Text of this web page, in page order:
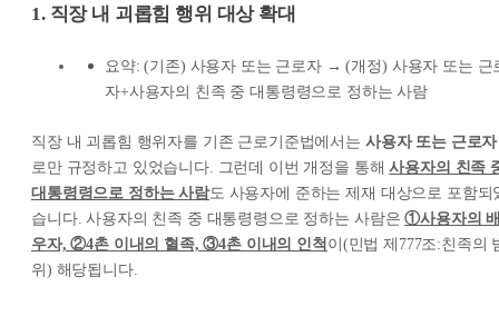
1. 직장 내 괴롭힘 행위 대상 확대
요약: (기존) 사용자 또는 근로자 → (개정) 사용자 또는 근
자+사용자의 친족 중 대통령령으로 정하는 사람
직장 내 괴롭힘 행위자를 기존 근로기준법에서는 사용자 또는 근로자
로만 규정하고 있었습니다. 그런데 이번 개정을 통해사용자의 친족
대통령령으로 정하는 사람도 사용자에 준하는 제재 대상으로 포함되
습니다. 사용자의 친족 중 대통령령으로 정하는 사람은①사용자의
우자, ②4촌 이내의 혈족, ③4촌 이내의 인척 이(민법 제777조:친족의
위) 해당됩니다.